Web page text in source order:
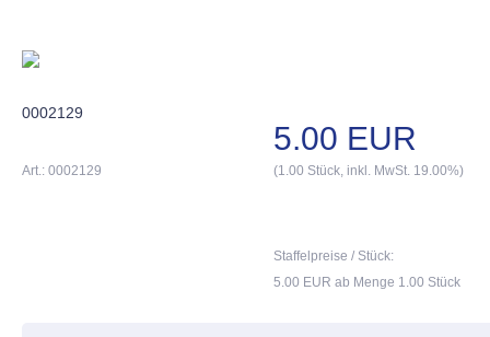
0002129
5.00 EUR
Art.: 0002129 (1.00 Stück, inkl. MwSt. 19.00%)
Staffelpreise / Stück:
5.00 EUR ab Menge 1.00 Stück